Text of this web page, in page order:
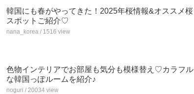
韓国にも春がやってきた！2025年桜情報&オススメ桜
スポットご紹介♡
nana_korea / 1516 view
色物インテリアでお部屋も気分も模様替え♡カラフル
な韓国っぽルームを紹介♪
noguri / 20034 view